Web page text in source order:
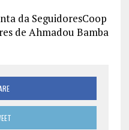
da SeguidoresCoop
de Ahmadou Bamba